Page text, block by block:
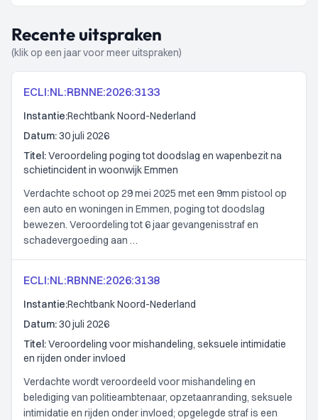
Recente uitspraken
(klik op een jaar voor meer uitspraken)
ECLI:NL:RBNNE:2026:3133
Instantie:Rechtbank Noord-Nederland
Datum:30 juli 2026
Titel:Veroordeling poging tot doodslag en wapenbezit na
schietincident in woonwijk Emmen
Verdachte schoot op 29 mei 2025 met een 9mm pistool op
een auto en woningen in Emmen, poging tot doodslag
bewezen. Veroordeling tot 6 jaar gevangenisstraf en
schadevergoeding aan …
ECLI:NL:RBNNE:2026:3138
Instantie:Rechtbank Noord-Nederland
Datum:30 juli 2026
Titel:Veroordeling voor mishandeling, seksuele intimidatie
en rijden onder invloed
Verdachte wordt veroordeeld voor mishandeling en
belediging van politieambtenaar, opzetaanranding, seksuele
intimidatie en rijden onder invloed; opgelegde straf is een